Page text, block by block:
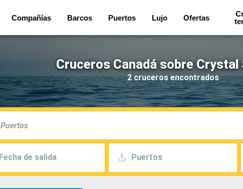
Compañías Barcos Puertos Lujo Ofertas
Cruceros Canadá sobre Crystal
2 cruceros encontrados
Fecha de salida Puertos